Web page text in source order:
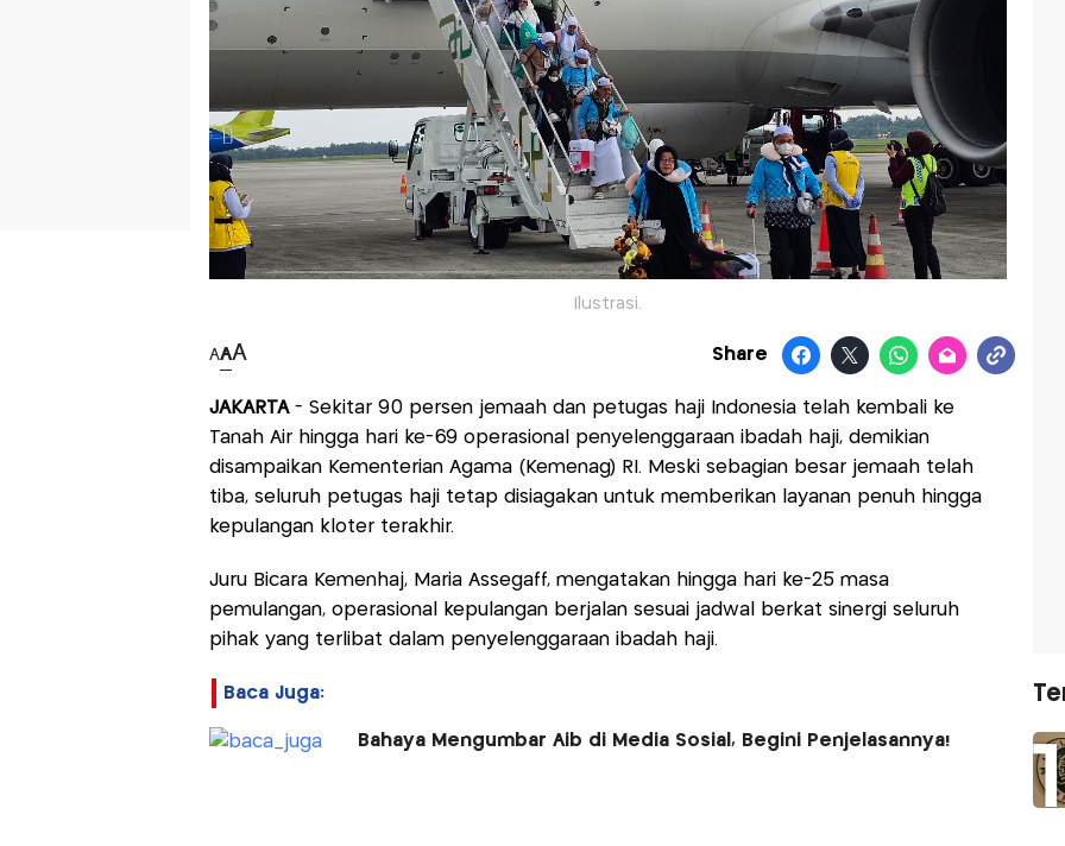
Ilustrasi.
AAA Share
JAKARTA - Sekitar 90 persen jemaah dan petugas haji Indonesia telah kembali ke
Tanah Air hingga hari ke-69 operasional penyelenggaraan ibadah haji, demikian
disampaikan Kementerian Agama (Kemenag) RI. Meski sebagian besar jemaah telah
tiba, seluruh petugas haji tetap disiagakan untuk memberikan layanan penuh hingga
kepulangan kloter terakhir.
Juru Bicara Kemenhaj, Maria Assegaff, mengatakan hingga hari ke-25 masa
pemulangan, operasional kepulangan berjalan sesuai jadwal berkat sinergi seluruh
pihak yang terlibat dalam penyelenggaraan ibadah haji.
Baca Juga:
Bahaya Mengumbar Aib di Media Sosial, Begini Penjelasannya!